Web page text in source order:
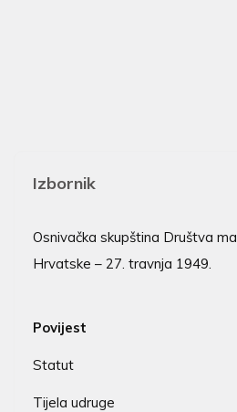
Izbornik
Osnivačka skupština Društva
Hrvatske – 27. travnja 1949.
Povijest
Statut
Tijela udruge